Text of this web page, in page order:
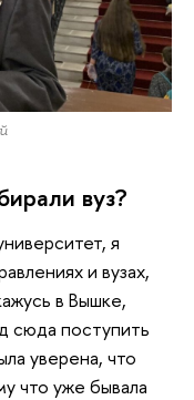
вуз?
я
и вузах,
в Вышке,
сюда поступить
уверена, что
что уже бывала